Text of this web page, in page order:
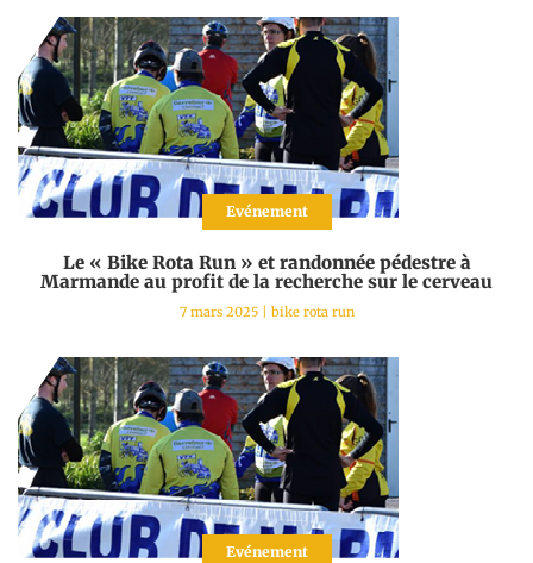
Evénement
Le « Bike Rota Run » et randonnée pédestre à
Marmande au profit de la recherche sur le cerveau
7 mars 2025| bike rota run
Evénement